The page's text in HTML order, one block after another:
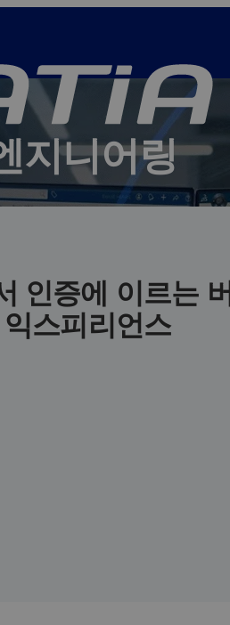
지니어링
뮤니티 방문
인증에 이르는
스피리언스